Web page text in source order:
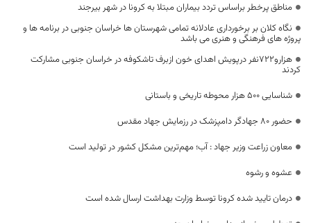
مناطق پرخطر براساس تردد بیماران مبتلا به کرونا در شهر بیرجند
نگاه کلان بر برخورداری عادلانه تمامی شهرستان ها خراسان جنوبی در برنامه ها و
پروژه های فرهنگی و هنری می باشد
هزارو722نفر درپویش اهدای خون ازبرف تاشکوفه در خراسان جنوبی مشارکت
کردند
شناسایی 500 هزار محوطه تاریخی و باستانی
حضور ۸۰ جهادگر دامپزشک در رزمایش جهاد مقدس
معاون زراعت وزیر جهاد : آب؛ مهم‌ترین مشکل کشور در تولید است
عشوه و رشوه
درمان تایید شده کرونا توسط وزارت بهداشت ارسال شده است